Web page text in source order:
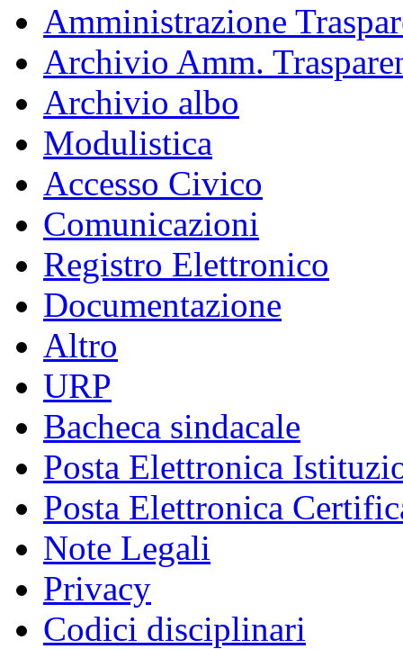
Amministrazione
Archivio Amm.
Archivio albo
Modulistica
Accesso Civico
Comunicazioni
Registro Elettronico
Documentazione
Altro
URP
Bacheca sindacale
Posta Elettronica
Posta Elettronica
Note Legali
Privacy
Codici disciplinari